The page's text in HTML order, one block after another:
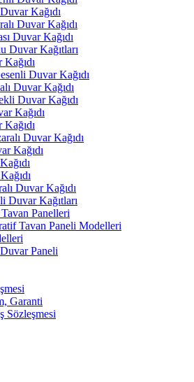
Kağıdı
Duvar Kağıdı
Duvar Kağıdı
Duvar Kağıtları
Duvar Kağıdı
Duvar Kağıdı
Duvar Kağıdı
Kağıdı
Duvar Kağıdı
Kağıdı
Duvar Kağıdı
Duvar Kağıtları
Panelleri
Tavan Paneli Modelleri
Paneli
Garanti
Sözleşmesi